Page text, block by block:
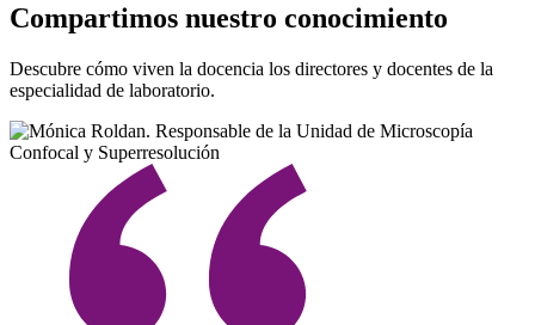
Compartimos nuestro conocimiento
Descubre cómo viven la docencia los directores y docentes de la
especialidad de laboratorio.